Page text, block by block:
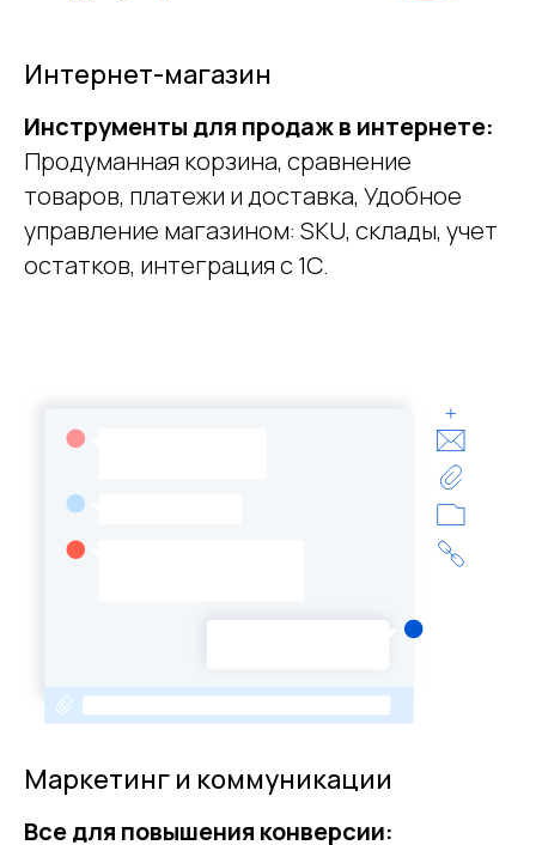
Интернет-магазин
Инструменты для продаж в интернете:
Продуманная корзина, сравнение
товаров, платежи и доставка, Удобное
управление магазином: SKU, склады, учет
остатков, интеграция с 1С.
Маркетинг и коммуникации
Все для повышения конверсии: